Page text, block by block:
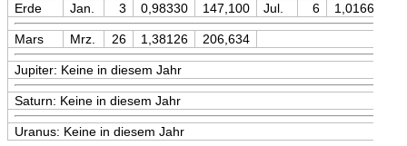
Erde Jan. 3 0,98330 147,100 Jul. 6 1,01664
Mars Mrz. 26 1,38126 206,634
Jupiter: Keine in diesem Jahr
Saturn: Keine in diesem Jahr
Uranus: Keine in diesem Jahr